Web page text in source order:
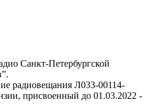
Санкт-Петербургской
радиовещания Л033-00114-
присвоенный до 01.03.2022 -